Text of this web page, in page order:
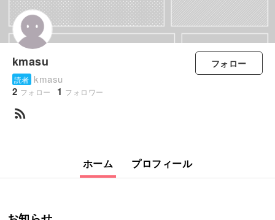
kmasu
読者 kmasu
2 フォロー 1 フォロワー
フォロー
rss_feed
ホーム プロフィール